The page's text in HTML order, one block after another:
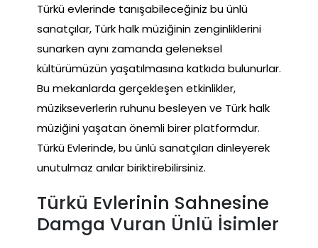
Türkü evlerinde tanışabileceğiniz bu ünlü
sanatçılar, Türk halk müziğinin zenginliklerini
sunarken aynı zamanda geleneksel
kültürümüzün yaşatılmasına katkıda bulunurlar.
Bu mekanlarda gerçekleşen etkinlikler,
müzikseverlerin ruhunu besleyen ve Türk halk
müziğini yaşatan önemli birer platformdur.
Türkü Evlerinde, bu ünlü sanatçıları dinleyerek
unutulmaz anılar biriktirebilirsiniz.
Türkü Evlerinin Sahnesine
Damga Vuran Ünlü İsimler